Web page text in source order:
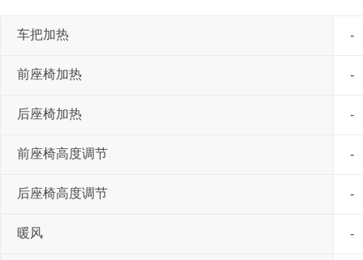
车把加热 -
前座椅加热 -
后座椅加热 -
前座椅高度调节 -
后座椅高度调节 -
暖风 -